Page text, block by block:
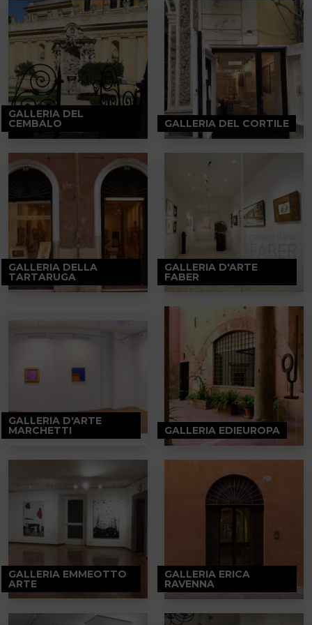
GALLERIA DEL
CEMBALO GALLERIA DEL CORTILE
GALLERIA DELLA
TARTARUGA
GALLERIA D'ARTE
FABER
GALLERIA D'ARTE
MARCHETTI GALLERIA EDIEUROPA
GALLERIA EMMEOTTO
ARTE
GALLERIA ERICA
RAVENNA